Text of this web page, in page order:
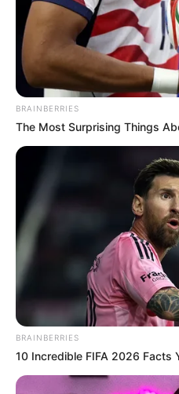
BRAINBERRIES
The Most Surprising Things
BRAINBERRIES
10 Incredible FIFA 2026 Facts